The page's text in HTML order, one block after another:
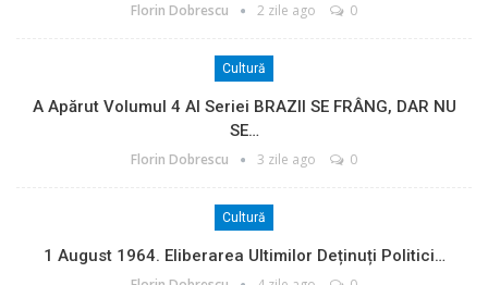
Florin Dobrescu 2 zile ago 0
Cultură
A Apărut Volumul 4 Al Seriei BRAZII SE FRÂNG, DAR NU
SE…
Florin Dobrescu 3 zile ago 0
Cultură
1 August 1964. Eliberarea Ultimilor Deținuți Politici…